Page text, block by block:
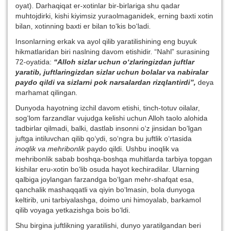
oyat). Darhaqiqat er-xotinlar bir-birlariga shu qadar
muhtojdirki, kishi kiyimsiz yuraolmaganidek, erning baxti xotin
bilan, xotinning baxti er bilan to‘kis bo‘ladi.
Insonlarning erkak va ayol qilib yaratilishining eng buyuk
hikmatlaridan biri naslning davom etishidir. “Nahl” surasining
72-oyatida: “Alloh sizlar uchun o‘zlaringizdan juftlar
yaratib, juftlaringizdan sizlar uchun bolalar va nabiralar
paydo qildi va sizlarni pok narsalardan rizqlantirdi”, deya
marhamat qilingan
Dunyoda hayotning izchil davom etishi, tinch-totuv oilalar,
sog‘lom farzandlar vujudga kelishi uchun Alloh taolo alohida
tadbirlar qilmadi, balki, dastlab insonni o‘z jinsidan bo‘lgan
juftga intiluvchan qilib qo‘ydi, so‘ngra bu juftlik o‘rtasida
inoqlik va mehribonlik paydo qildi. Ushbu inoqlik va
mehribonlik sabab boshqa-boshqa muhitlarda tarbiya topgan
kishilar eru-xotin bo‘lib osuda hayot kechiradilar. Ularning
qalbiga joylangan farzandga bo‘lgan mehr-shafqat esa,
qanchalik mashaqqatli va qiyin bo‘lmasin, bola dunyoga
keltirib, uni tarbiyalashga, doimo uni himoyalab, barkamol
qilib voyaga yetkazishga bois bo‘ldi.
Shu birgina juftlikning yaratilishi, dunyo yaratilgandan beri